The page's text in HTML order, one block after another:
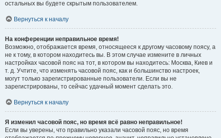
остальных вы будете скрытым пользователем.
Вернуться к началу
На конференции неправильное время!
Возможно, отображается время, относящееся к другому часовому поясу, а
не к тому, в котором находитесь вы. В этом случае измените в личных
настройках часовой пояс на тот, в котором вы находитесь: Москва, Киев и
т. д. Учтите, что изменять часовой пояс, как и большинство настроек,
могут только зарегистрированные пользователи. Если вы не
зарегистрированы, то сейчас удачный момент сделать это.
Вернуться к началу
Я изменил часовой пояс, но время всё равно неправильное!
Если вы уверены, что правильно указали часовой пояс, но время